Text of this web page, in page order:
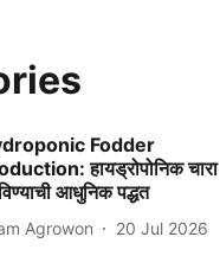
Fodder
हायड्रोपोनिक चारा
आधुनिक पद्धत
Agrowon 20 Jul 2026